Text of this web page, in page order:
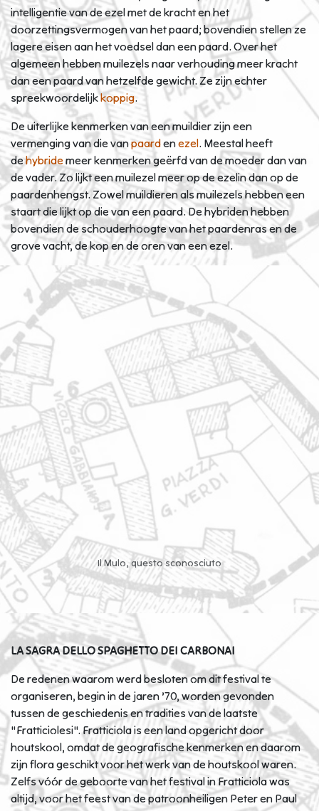
intelligentie van de ezel met de kracht en het
doorzettingsvermogen van het paard; bovendien stellen ze
lagere eisen aan het voedsel dan een paard. Over het
algemeen hebben muilezels naar verhouding meer kracht
dan een paard van hetzelfde gewicht. Ze zijn echter
spreekwoordelijkkoppig.
De uiterlijke kenmerken van een muildier zijn een
vermenging van die vanpaardenezel. Meestal heeft
dehybride meer kenmerken geërfd van de moeder dan van
de vader. Zo lijkt een muilezel meer op de ezelin dan op de
paardenhengst. Zowel muildieren als muilezels hebben een
staart die lijkt op die van een paard. De hybriden hebben
bovendien de schouderhoogte van het paardenras en de
grove vacht, de kop en de oren van een ezel.
Il Mulo, questo sconosciuto
LA SAGRA DELLO SPAGHETTO DEI CARBONAI
De redenen waarom werd besloten om dit festival te
organiseren, begin in de jaren ’70, worden gevonden
tussen de geschiedenis en tradities van de laatste
"Fratticiolesi". Fratticiola is een land opgericht door
houtskool, omdat de geografische kenmerken en daarom
zijn flora geschikt voor het werk van de houtskool waren.
Zelfs vóór de geboorte van het festival in Fratticiola was
altijd, voor het feest van de patroonheiligen Peter en Paul